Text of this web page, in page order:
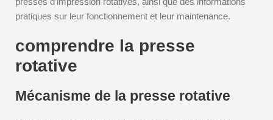
pratiques sur leur fonctionnement et leur maintenance.
comprendre la presse
rotative
Mécanisme de la presse rotative